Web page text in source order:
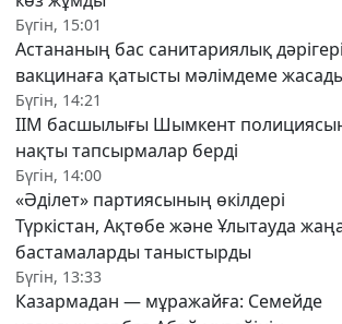
Бүгін, 15:01
Астананың бас санитариялық дәрігері
вакцинаға қатысты мәлімдеме
Бүгін, 14:21
ІІМ басшылығы Шымкент
нақты тапсырмалар берді
Бүгін, 14:00
«Әділет» партиясының өкілдері
Түркістан, Ақтөбе және Ұлытауда
бастамаларды таныстырды
Бүгін, 13:33
Казармадан — мұражайға: Семейде